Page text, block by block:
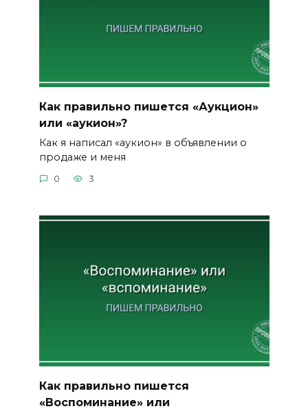
Как правильно пишется «Аукцион»
или «аукион»?
Как я написал «аукион» в объявлении о
продаже и меня
0 3
Как правильно пишется
«Воспоминание» или